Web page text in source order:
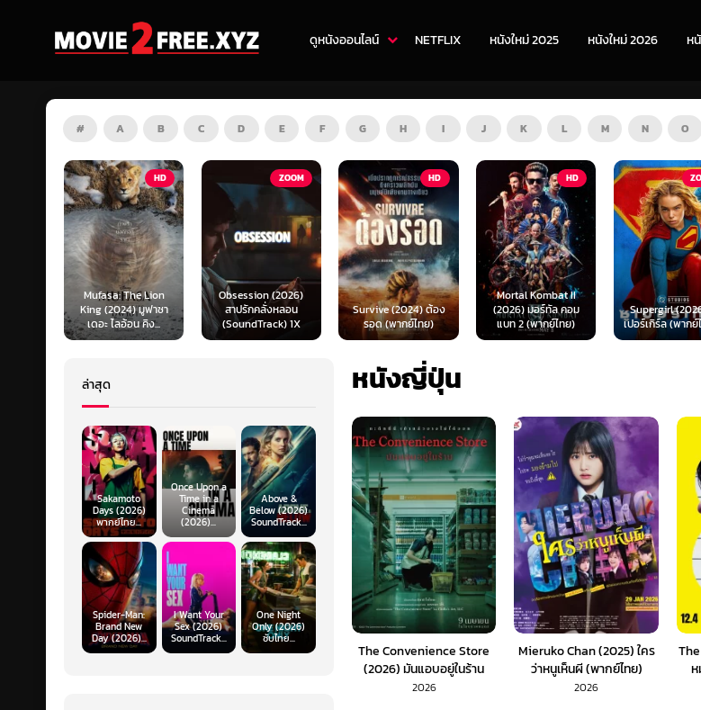
ดูหนังออนไลน์ NETFLIX หนังใหม่ 2025 หนังใหม่ 2026 ห
# A B C D E F G H I J K L M N O
ZOOM
Obsession (2026)
สาปรักคลั่งหลอน
(SoundTrack) 1X
HD
Survive (2024) ต้อง
รอด (พากย์ไทย)
HD
Mortal Kombat II
(2026) มอร์ทัล คอม
แบท 2 (พากย์ไทย)
ZOOM
Supergirl (2026) ซู
เปอร์เกิร์ล (พากย์ไทย)...
The
Murder Club
ชมรมไขคดีฆาตก
พฤหัส...
หนังญี่ปุ่น
The Convenience Store
(2026) มันแอบอยู่ในร้าน
(พากย์ไทย)
2026
Mieruko Chan (2025) ใคร
ว่าหนูเห็นผี (พากย์ไทย)
2026
ล่าสุด
Sakamoto
Days (2026)
พากย์ไทย...
Once Upon a
Time in a
Cinema
(2026)...
Above &
Below (2026)
SoundTrack...
Spider-Man:
Brand New
Day (2026)...
I Want Your
Sex (2026)
SoundTrack...
One Night
Only (2026)
ซับไทย...